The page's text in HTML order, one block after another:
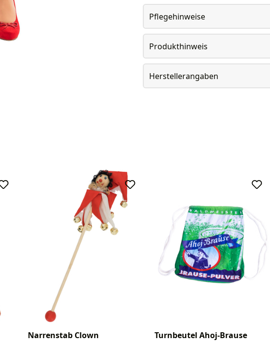
Pflegehinweise
Produkthinweis
Herstellerangaben
Narrenstab Clown
Turnbeutel Ahoj-Brause